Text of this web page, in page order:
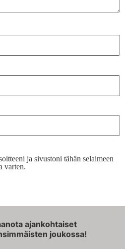
ja sivustoni tähän selaimeen
varten.
ajankohtaiset
joukossa!